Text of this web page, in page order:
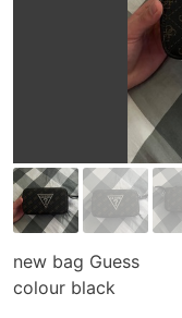
new bag Guess
colour black